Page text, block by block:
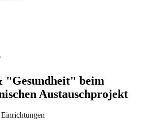
beim
Austauschprojekt
Einrichtungen